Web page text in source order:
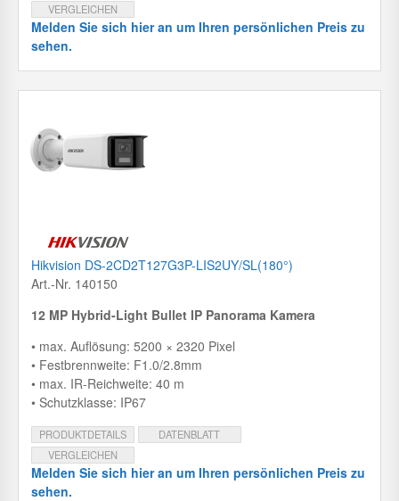
VERGLEICHEN
Melden Sie sich hier an um Ihren persönlichen Preis zu
sehen.
Hikvision DS-2CD2T127G3P-LIS2UY/SL(180°)
Art.-Nr. 140150
12 MP Hybrid-Light Bullet IP Panorama Kamera
• max. Auflösung: 5200 × 2320 Pixel
• Festbrennweite: F1.0/2.8mm
• max. IR-Reichweite: 40 m
• Schutzklasse: IP67
PRODUKTDETAILS
DATENBLATT
VERGLEICHEN
Melden Sie sich hier an um Ihren persönlichen Preis zu
sehen.